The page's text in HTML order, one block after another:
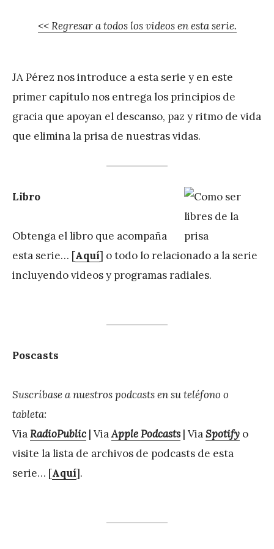
<< Regresar a todos los videos en esta serie.
JA Pérez nos introduce a esta serie y en este
primer capítulo nos entrega los principios de
gracia que apoyan el descanso, paz y ritmo de vida
que elimina la prisa de nuestras vidas.
Libro
Obtenga el libro que acompaña
esta serie… [Aquí] o todo lo relacionado a la serie
incluyendo videos y programas radiales.
Poscasts
Suscríbase a nuestros podcasts en su teléfono o
tableta:
ViaRadioPublic | ViaApple Podcasts | ViaSpotify o
visite la lista de archivos de podcasts de esta
serie… [Aquí].